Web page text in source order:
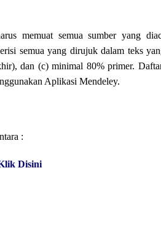
memuat semua sumber yang
semua yang dirujuk dalam teks
dan (c) minimal 80% primer.
Aplikasi Mendeley.
:
Disini